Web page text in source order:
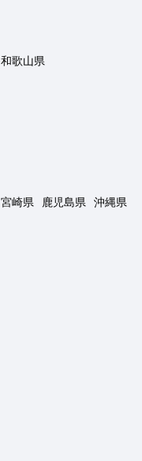
和歌山県
宮崎県 鹿児島県 沖縄県